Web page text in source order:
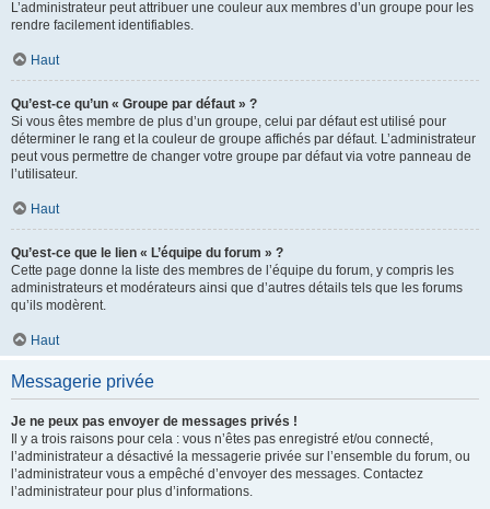
L’administrateur peut attribuer une couleur aux membres d’un groupe pour les
rendre facilement identifiables.
Haut
Qu’est-ce qu’un « Groupe par défaut » ?
Si vous êtes membre de plus d’un groupe, celui par défaut est utilisé pour
déterminer le rang et la couleur de groupe affichés par défaut. L’administrateur
peut vous permettre de changer votre groupe par défaut via votre panneau de
l’utilisateur.
Haut
Qu’est-ce que le lien « L’équipe du forum » ?
Cette page donne la liste des membres de l’équipe du forum, y compris les
administrateurs et modérateurs ainsi que d’autres détails tels que les forums
qu’ils modèrent.
Haut
Messagerie privée
Je ne peux pas envoyer de messages privés !
Il y a trois raisons pour cela : vous n’êtes pas enregistré et/ou connecté,
l’administrateur a désactivé la messagerie privée sur l’ensemble du forum, ou
l’administrateur vous a empêché d’envoyer des messages. Contactez
l’administrateur pour plus d’informations.